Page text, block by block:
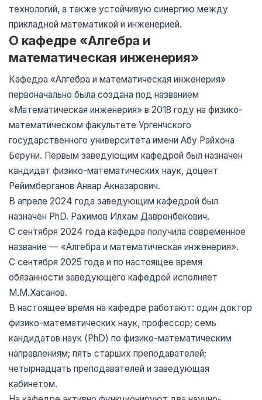
технологий, а также устойчивую синергию между
прикладной математикой и инженерией.
О кафедре «Алгебра и
математическая инженерия»
Кафедра «Алгебра и математическая инженерия»
первоначально была создана под названием
«Математическая инженерия» в 2018 году на физико-
математическом факультете Ургенчского
государственного университета имени Абу Райхона
Беруни. Первым заведующим кафедрой был назначен
кандидат физико-математических наук, доцент
Рейимберганов Анвар Акназарович.
В апреле 2024 года заведующим кафедрой был
назначен PhD. Рахимов Илхам Давронбекович.
С сентября 2024 года кафедра получила современное
название — «Алгебра и математическая инженерия».
С сентября 2025 года и по настоящее время
обязанности заведующего кафедрой исполняет
М.М.Хасанов.
В настоящее время на кафедре работают: один доктор
физико-математических наук, профессор; семь
кандидатов наук (PhD) по физико-математическим
направлениям; пять старших преподавателей;
четырнадцать преподавателей и заведующая
кабинетом.